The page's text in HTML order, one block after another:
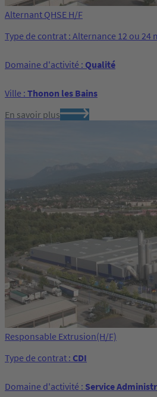
Alternant QHSE H/F
Type de contrat : Alternance 12 ou 24
Domaine d'activité : Qualité
Ville : Thonon les Bains
En savoir plus
Responsable Extrusion(H/F)
Type de contrat : CDI
Domaine d'activité : Service